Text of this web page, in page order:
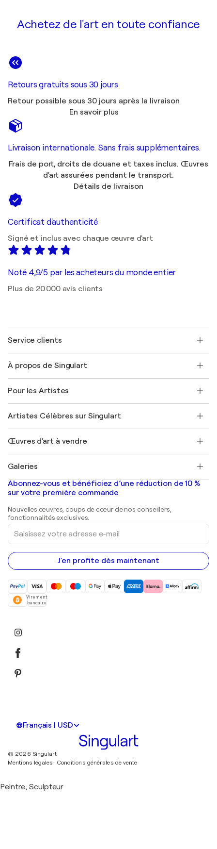
Achetez de l'art en toute confiance
Retours gratuits sous 30 jours
Retour possible sous 30 jours après la livraison
En savoir plus
Livraison internationale. Sans frais supplémentaires.
Frais de port, droits de douane et taxes inclus. Œuvres
d'art assurées pendant le transport.
Détails de livraison
Certificat d'authenticité
Signé et inclus avec chaque œuvre d'art
Noté 4,9/5 par les acheteurs du monde entier
Plus de 20 000 avis clients
Service clients
Expédition
Offrir une carte cadeau
Rejoignez notre programme commercial
Mon compte
+33 1 76 44 06 42
À propos de Singulart
FAQ
Magazine Singulart
Emplois
Découvrez une sélection d'art original
Pour les Artistes
Se connecter en tant qu'Artiste
Artistes Célèbres sur Singulart
Marc Chagall
Banksy
Mr. Brainwash
Shepard Fairey
Œuvres d'art à vendre
Tableaux abstraits à vendre
Peintures de paysage
Estampes
Peintures acryliques
Galeries
Galeries d'art en France
Galeries d'art en Belgique
Abonnez-vous et bénéficiez d’une réduction de 10 %
sur votre première commande
Nouvelles œuvres, coups de cœur de nos conseillers,
fonctionnalités exclusives.
Saisissez
votre
adresse
e-
mail
J'en profite dès maintenant
Virement
bancaire
Français | USD
© 2026 Singulart
Mentions légales. Conditions générales de vente
Peintre, Sculpteur